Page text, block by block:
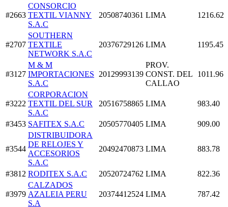
#2663
CONSORCIO
TEXTIL VIANNY
S.A.C
20508740361 LIMA 1216.62
#2707
SOUTHERN
TEXTILE
NETWORK S.A.C
20376729126 LIMA 1195.45
#3127
M & M
IMPORTACIONES
S.A.C
20129993139
PROV.
CONST. DEL
CALLAO
1011.96
#3222
CORPORACION
TEXTIL DEL SUR
S.A.C
20516758865 LIMA 983.40
#3453 SAFITEX S.A.C 20505770405 LIMA 909.00
#3544
DISTRIBUIDORA
DE RELOJES Y
ACCESORIOS
S.A.C
20492470873 LIMA 883.78
#3812 RODITEX S.A.C 20520724762 LIMA 822.36
#3979
CALZADOS
AZALEIA PERU
S.A
20374412524 LIMA 787.42